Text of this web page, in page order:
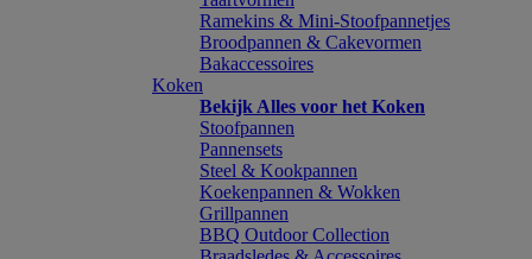
Ramekins & Mini-Stoofpannetjes
Broodpannen & Cakevormen
Bakaccessoires
Koken
Bekijk Alles voor het Koken
Stoofpannen
Pannensets
Steel & Kookpannen
Koekenpannen & Wokken
Grillpannen
BBQ Outdoor Collection